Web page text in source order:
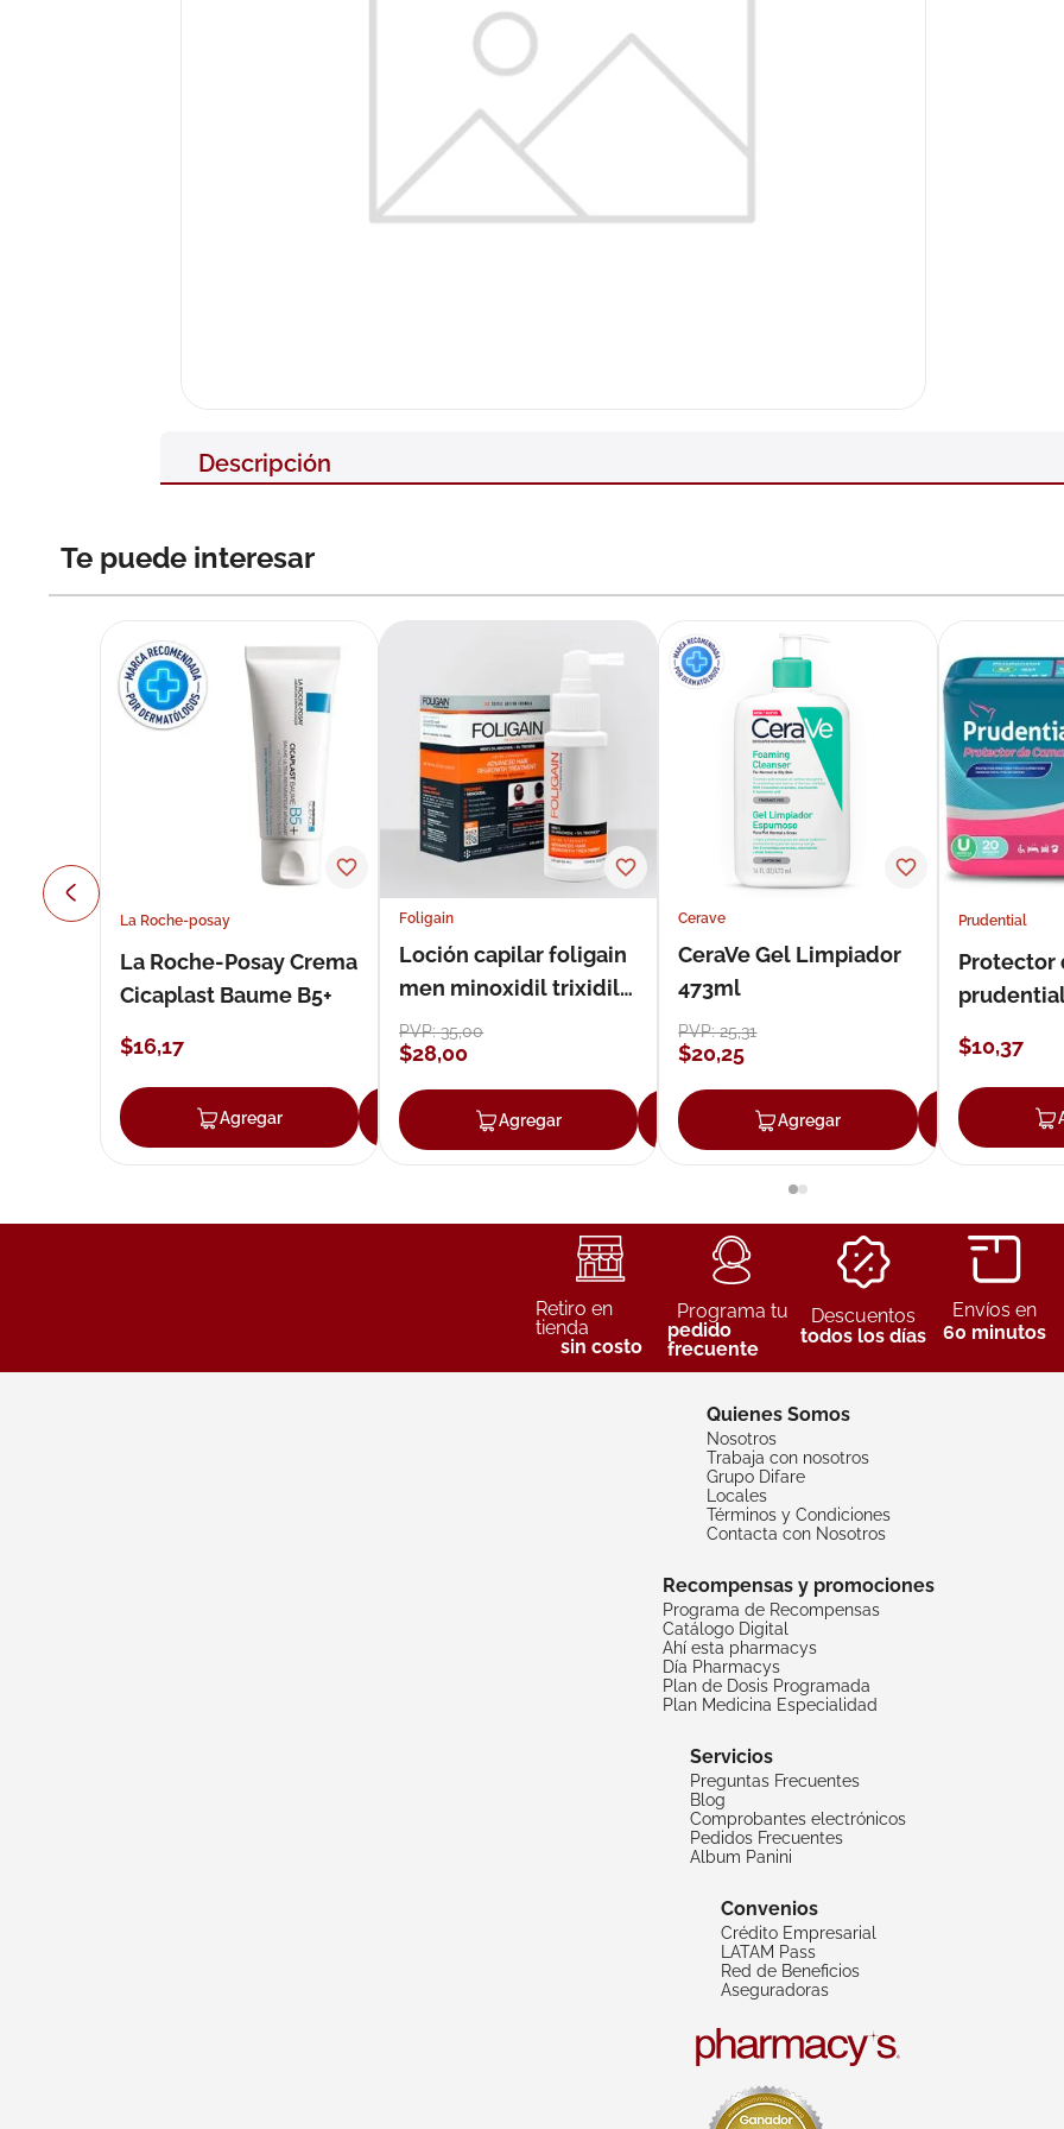
Descripción
Te puede interesar
La Roche-posay
La Roche-Posay Crema
Cicaplast Baume B5+
$16,17
Agregar Agregar
Foligain
Loción capilar foligain
men minoxidil trixidil
loción 59 ml
PVP:35,00
$28,00
Agregar Agregar
Cerave
CeraVe Gel Limpiador
473ml
PVP:25,31
$20,25
Agregar
Prudential
Protector
$10,37
Retiro en
tienda
sin costo
Programa tu
pedido
frecuente
Descuentos
todos los días
Envíos en
60 minutos
Quienes Somos
Nosotros
Trabaja con nosotros
Grupo Difare
Locales
Términos y Condiciones
Contacta con Nosotros
Recompensas y promociones
Programa de Recompensas
Catálogo Digital
Ahí esta pharmacys
Día Pharmacys
Plan de Dosis Programada
Plan Medicina Especialidad
Servicios
Preguntas Frecuentes
Blog
Comprobantes electrónicos
Pedidos Frecuentes
Album Panini
Convenios
Crédito Empresarial
LATAM Pass
Red de Beneficios
Aseguradoras
pañales